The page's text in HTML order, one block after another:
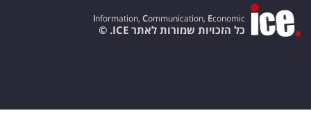
Information, Communication, Economic
כל הזכויות שמורות לאתר ICE. ©